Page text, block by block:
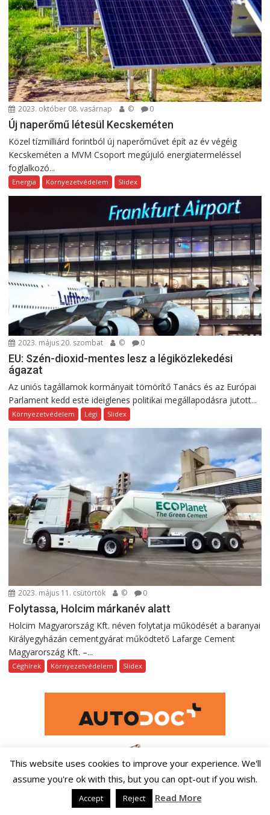
2023. október 08. vasárnap © 0
Új naperőmű létesül Kecskeméten
Közel tízmilliárd forintból új naperőművet épít az év végéig
Kecskeméten a MVM Csoport megújuló energiatermeléssel
foglalkozó...
Energia Környezetvédelem Slidex
2023. május 20. szombat © 0
EU: Szén-dioxid-mentes lesz a légiközlekedési
ágazat
Az uniós tagállamok kormányait tömörítő Tanács és az Európai
Parlament kedd este ideiglenes politikai megállapodásra jutott...
Környezetvédelem Légi Slidex
2023. május 11. csütörtök © 0
Folytassa, Holcim márkanév alatt
Holcim Magyarország Kft. néven folytatja működését a baranyai
Királyegyházán cementgyárat működtető Lafarge Cement
Magyarország Kft. –...
Céghírek Környezetvédelem Slidex
This website uses cookies to improve your experience. We'll
assume you're ok with this, but you can opt-out if you wish.
Accept Reject Read More